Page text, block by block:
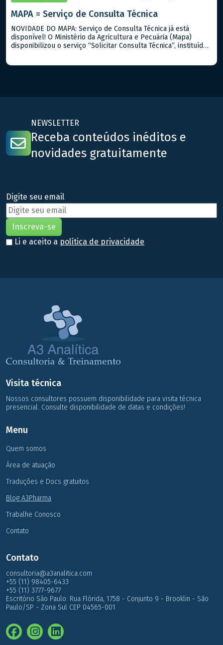
MAPA = Serviço de Consulta Técnica
NOVIDADE DO MAPA: Serviço de Consulta Técnica já está
disponível! O Ministério da Agricultura e Pecuária (Mapa)
disponibilizou o serviço “Solicitar Consulta Técnica”, instituído
NEWSLETTER
Receba conteúdos inéditos e
novidades gratuitamente
Digite seu email
Li e aceito a política de privacidade
Visita técnica
Nossos consultores possuem disponibilidade para visita técnica
presencial. Consulte disponibilidade de datas e condições!
Menu
Quem somos
Área de atuação
Traduções e Docs gratuitos
Blog A3Pharma
Trabalhe Conosco
Contato
Contato
consultoria@a3analitica.com
+55 (11) 98405-6433
+55 (11) 3777-9677
Escritório São Paulo: Rua Flórida, 1758 - Conjunto 9 - Brooklin - São
Paulo/SP - Zona Sul CEP 04565-001